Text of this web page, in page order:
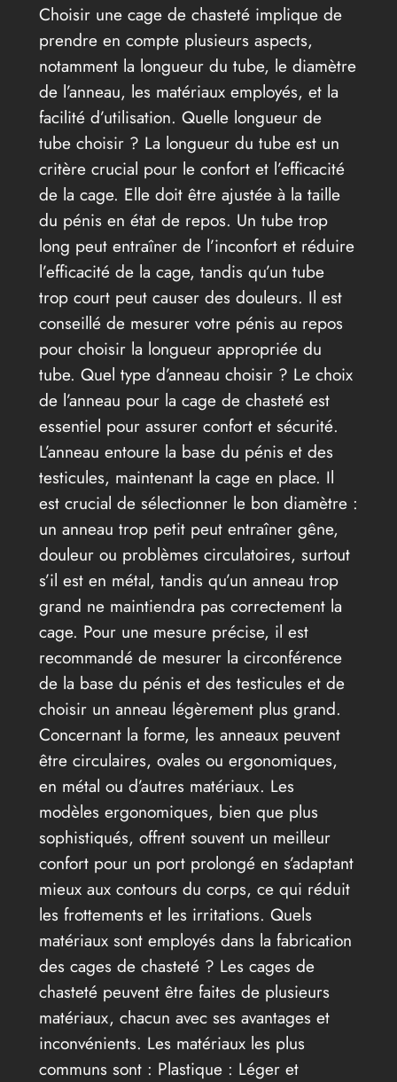
Choisir une cage de chasteté implique de
prendre en compte plusieurs aspects,
notamment la longueur du tube, le diamètre
de l’anneau, les matériaux employés, et la
facilité d’utilisation. Quelle longueur de
tube choisir ? La longueur du tube est un
critère crucial pour le confort et l’efficacité
de la cage. Elle doit être ajustée à la taille
du pénis en état de repos. Un tube trop
long peut entraîner de l’inconfort et réduire
l’efficacité de la cage, tandis qu’un tube
trop court peut causer des douleurs. Il est
conseillé de mesurer votre pénis au repos
pour choisir la longueur appropriée du
tube. Quel type d’anneau choisir ? Le choix
de l’anneau pour la cage de chasteté est
essentiel pour assurer confort et sécurité.
L’anneau entoure la base du pénis et des
testicules, maintenant la cage en place. Il
est crucial de sélectionner le bon diamètre :
un anneau trop petit peut entraîner gêne,
douleur ou problèmes circulatoires, surtout
s’il est en métal, tandis qu’un anneau trop
grand ne maintiendra pas correctement la
cage. Pour une mesure précise, il est
recommandé de mesurer la circonférence
de la base du pénis et des testicules et de
choisir un anneau légèrement plus grand.
Concernant la forme, les anneaux peuvent
être circulaires, ovales ou ergonomiques,
en métal ou d’autres matériaux. Les
modèles ergonomiques, bien que plus
sophistiqués, offrent souvent un meilleur
confort pour un port prolongé en s’adaptant
mieux aux contours du corps, ce qui réduit
les frottements et les irritations. Quels
matériaux sont employés dans la fabrication
des cages de chasteté ? Les cages de
chasteté peuvent être faites de plusieurs
matériaux, chacun avec ses avantages et
inconvénients. Les matériaux les plus
communs sont : Plastique : Léger et